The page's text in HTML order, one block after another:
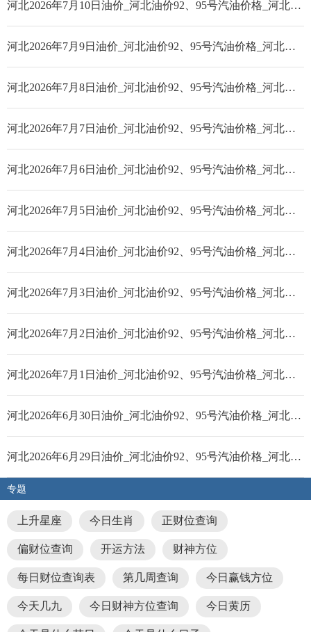
河北2026年7月10日油价_河北油价92、95号汽油价格_河北柴油价格
河北2026年7月9日油价_河北油价92、95号汽油价格_河北柴油价格
河北2026年7月8日油价_河北油价92、95号汽油价格_河北柴油价格
河北2026年7月7日油价_河北油价92、95号汽油价格_河北柴油价格
河北2026年7月6日油价_河北油价92、95号汽油价格_河北柴油价格
河北2026年7月5日油价_河北油价92、95号汽油价格_河北柴油价格
河北2026年7月4日油价_河北油价92、95号汽油价格_河北柴油价格
河北2026年7月3日油价_河北油价92、95号汽油价格_河北柴油价格
河北2026年7月2日油价_河北油价92、95号汽油价格_河北柴油价格
河北2026年7月1日油价_河北油价92、95号汽油价格_河北柴油价格
河北2026年6月30日油价_河北油价92、95号汽油价格_河北柴油价格
河北2026年6月29日油价_河北油价92、95号汽油价格_河北柴油价格
专题
上升星座 今日生肖 正财位查询
偏财位查询 开运方法 财神方位
每日财位查询表 第几周查询 今日赢钱方位
今天几九 今日财神方位查询 今日黄历